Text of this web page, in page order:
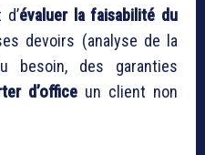
évaluer la faisabilité du
devoirs (analyse de la
besoin, des garanties
d’office un client non